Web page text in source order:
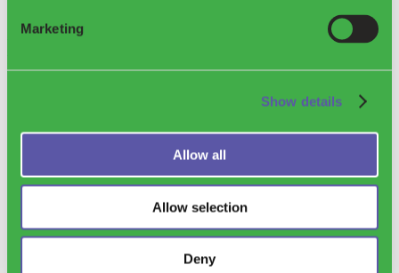
Marketing
Show details
Allow all
Allow selection
Deny
Este artículo analiza las complejidades y limitaciones del reciclaje